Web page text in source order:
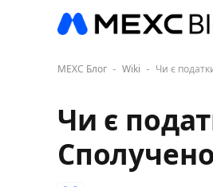
MEXC Блог - Wiki - Чи є
Чи є